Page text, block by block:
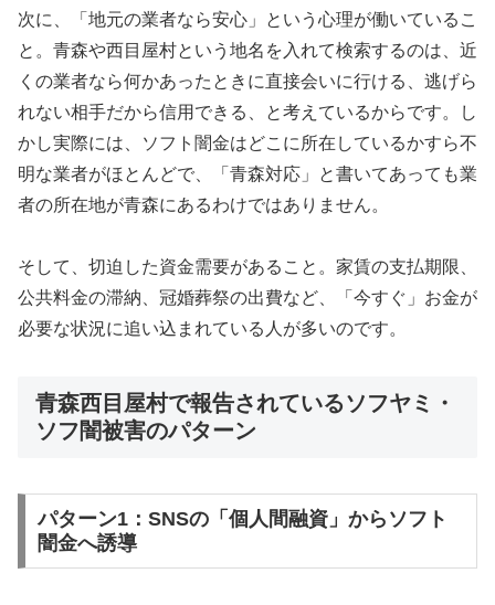
次に、「地元の業者なら安心」という心理が働いているこ
と。青森や西目屋村という地名を入れて検索するのは、近
くの業者なら何かあったときに直接会いに行ける、逃げら
れない相手だから信用できる、と考えているからです。し
かし実際には、ソフト闇金はどこに所在しているかすら不
明な業者がほとんどで、「青森対応」と書いてあっても業
者の所在地が青森にあるわけではありません。
そして、切迫した資金需要があること。家賃の支払期限、
公共料金の滞納、冠婚葬祭の出費など、「今すぐ」お金が
必要な状況に追い込まれている人が多いのです。
青森西目屋村で報告されているソフヤミ・
ソフ闇被害のパターン
パターン1：SNSの「個人間融資」からソフト
闇金へ誘導